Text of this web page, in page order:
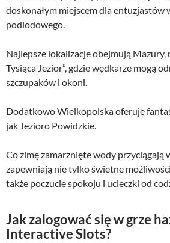
doskonałym miejscem dla entuzjastów
podlodowego.
Najlepsze lokalizacje obejmują Mazury,
Tysiąca Jezior”, gdzie wędkarze mogą
szczupaków i okoni.
Dodatkowo Wielkopolska oferuje
jak Jezioro Powidzkie.
Co zimę zamarznięte wody przyciągają
zapewniają nie tylko świetne
także poczucie spokoju i ucieczki od
Jak zalogować się w grze
Interactive Slots?